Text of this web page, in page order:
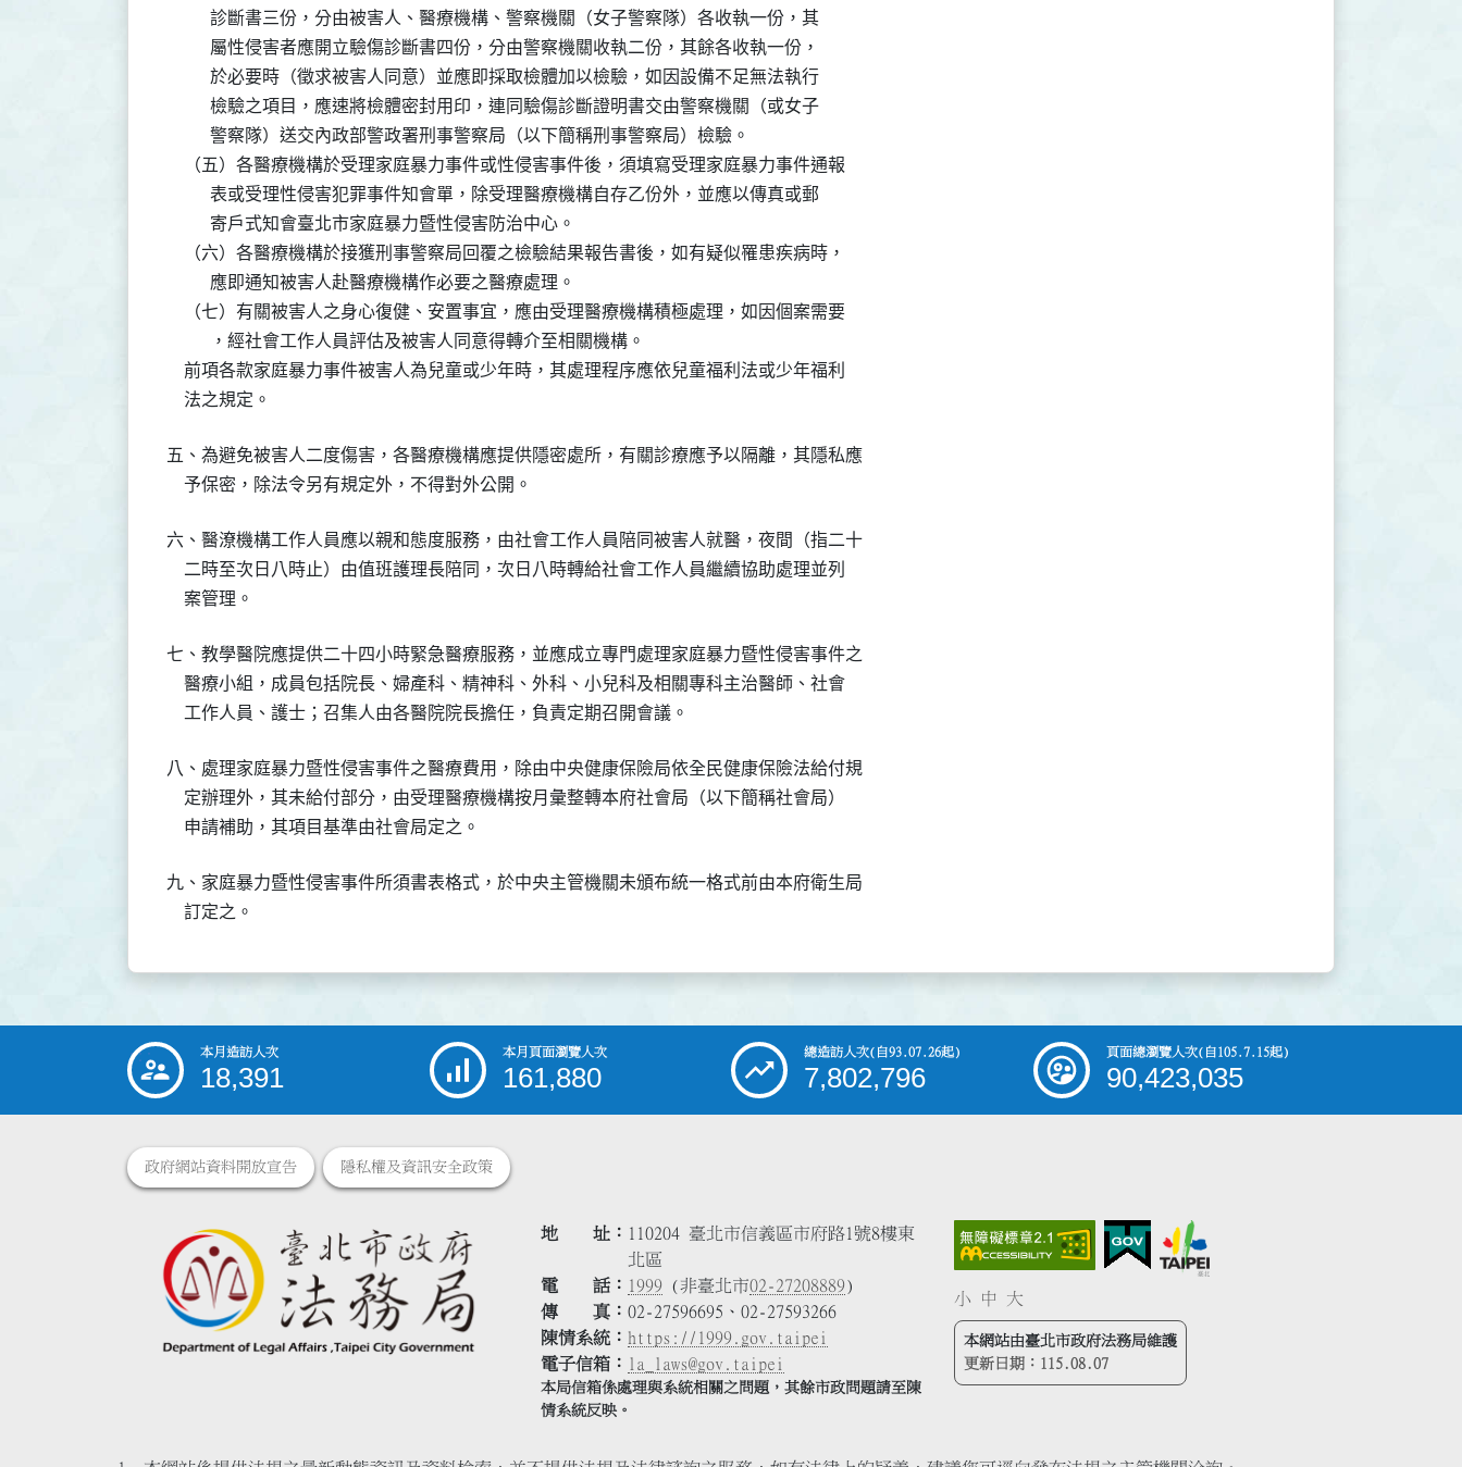
          診斷書三份，分由被害人、醫療機構、警察機關（女子警察隊）各收執一份，其
          屬性侵害者應開立驗傷診斷書四份，分由警察機關收執二份，其餘各收執一份，
          於必要時（徵求被害人同意）並應即採取檢體加以檢驗，如因設備不足無法執行
          檢驗之項目，應速將檢體密封用印，連同驗傷診斷證明書交由警察機關（或女子
          警察隊）送交內政部警政署刑事警察局（以下簡稱刑事警察局）檢驗。
    （五）各醫療機構於受理家庭暴力事件或性侵害事件後，須填寫受理家庭暴力事件通報
          表或受理性侵害犯罪事件知會單，除受理醫療機構自存乙份外，並應以傳真或郵
          寄戶式知會臺北市家庭暴力暨性侵害防治中心。
    （六）各醫療機構於接獲刑事警察局回覆之檢驗結果報告書後，如有疑似罹患疾病時，
          應即通知被害人赴醫療機構作必要之醫療處理。
    （七）有關被害人之身心復健、安置事宜，應由受理醫療機構積極處理，如因個案需要
          ，經社會工作人員評估及被害人同意得轉介至相關機構。
    前項各款家庭暴力事件被害人為兒童或少年時，其處理程序應依兒童福利法或少年福利
    法之規定。
五、為避免被害人二度傷害，各醫療機構應提供隱密處所，有關診療應予以隔離，其隱私應
六、醫潦機構工作人員應以親和態度服務，由社會工作人員陪同被害人就醫，夜間（指二十
    二時至次日八時止）由值班護理長陪同，次日八時轉給社會工作人員繼續協助處理並列
    案管理。
七、教學醫院應提供二十四小時緊急醫療服務，並應成立專門處理家庭暴力暨性侵害事件之
    醫療小組，成員包括院長、婦產科、精神科、外科、小兒科及相關專科主治醫師、社會
八、處理家庭暴力暨性侵害事件之醫療費用，除由中央健康保險局依全民健康保險法給付規
    定辦理外，其未給付部分，由受理醫療機構按月彙整轉本府社會局（以下簡稱社會局）
九、家庭暴力暨性侵害事件所須書表格式，於中央主管機關未頒布統一格式前由本府衛生局
::: 本月造訪人次
18,391
本月頁面瀏覽人次
161,880
總造訪人次(自93.07.26起)
7,802,796
頁面總瀏覽人次(自105.7.15起)
90,423,035
政府網站資料開放宣告 隱私權及資訊安全政策
地 址
110204 臺北市信義區市府路1號8樓東
北區
電 話
1999 (非臺北市02-27208889)
傳 真
02-27596695、02-27593266
陳情系統
https://1999.gov.taipei
電子信箱
la_laws@gov.taipei
本局信箱係處理與系統相關之問題，其餘市政問題請至陳
情系統反映。
小 中 大
本網站由臺北市政府法務局維護
更新日期： 115.08.07